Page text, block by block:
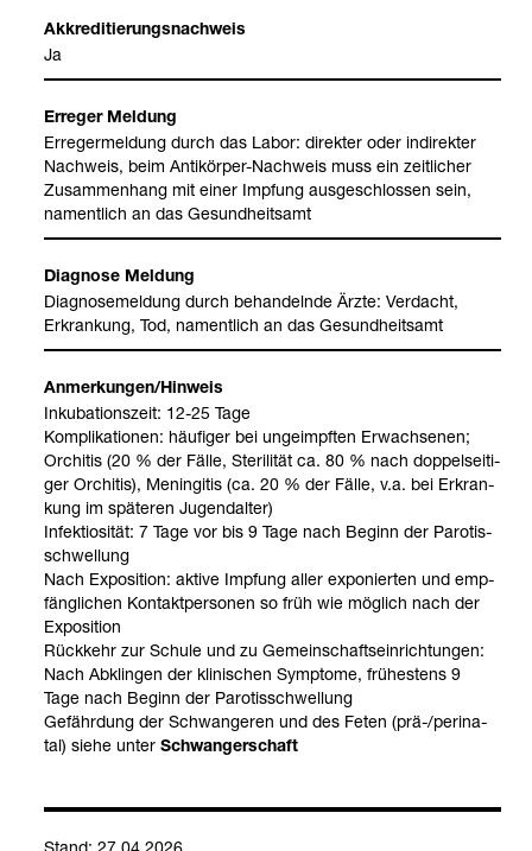
Akkre­di­tie­rungs­nach­weis
Ja
Erre­ger Mel­dung
Erre­ger­mel­dung durch das Labor: direk­ter oder indi­rek­ter
Nach­weis, beim Anti­kör­per-​Nach­weis muss ein zeit­li­cher
Zusam­men­hang mit einer Imp­fung aus­ge­schlos­sen sein,
nament­lich an das Gesund­heits­amt
Dia­gnose Mel­dung
Dia­gno­se­mel­dung durch behan­delnde Ärzte: Ver­dacht,
Erkran­kung, Tod, nament­lich an das Gesund­heits­amt
Anmer­kun­gen/Hin­weis
Inku­ba­ti­ons­zeit: 12-25 Tage
Kom­pli­ka­tio­nen: häu­fi­ger bei unge­impf­ten Erwach­se­nen;
Orchi­tis (20 % der Fälle, Ste­ri­li­tät ca. 80 % nach dop­pel­sei­ti­
ger Orchi­tis), Menin­gi­tis (ca. 20 % der Fälle, v.a. bei Erkran­
kung im spä­te­ren Jugend­al­ter)
Infek­tio­si­tät: 7 Tage vor bis 9 Tage nach Beginn der Paro­tis­
schwel­lung
Nach Expo­si­tion: aktive Imp­fung aller expo­nier­ten und emp­
fäng­li­chen Kon­takt­per­so­nen so früh wie mög­lich nach der
Expo­si­tion
Rück­kehr zur Schule und zu Gemein­schafts­ein­rich­tun­gen:
Nach Abklin­gen der kli­ni­schen Sym­ptome, frü­hes­tens 9
Tage nach Beginn der Paro­tis­schwel­lung
Gefähr­dung der Schwan­ge­ren und des Feten (prä-​/peri­na­
tal) siehe unterSchwan­ger­schaft
Stand: 27.04.2026